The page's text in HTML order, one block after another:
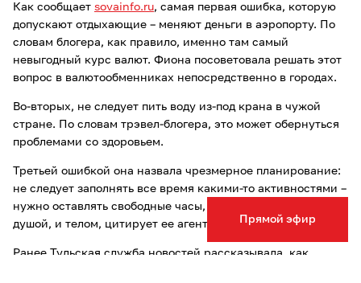
Прямой эфир
Как сообщает sovainfo.ru, самая первая ошибка, которую
допускают отдыхающие – меняют деньги в аэропорту. По
словам блогера, как правило, именно там самый
невыгодный курс валют. Фиона посоветовала решать этот
вопрос в валютообменниках непосредственно в городах.
Во-вторых, не следует пить воду из-под крана в чужой
стране. По словам трэвел-блогера, это может обернуться
проблемами со здоровьем.
Третьей ошибкой она назвала чрезмерное планирование:
не следует заполнять все время какими-то активностями –
нужно оставлять свободные часы, чтобы отдохнуть и
душой, и телом, цитирует ее агентство
РИА ФАН.
Ранее Тульская служба новостей рассказывала, как